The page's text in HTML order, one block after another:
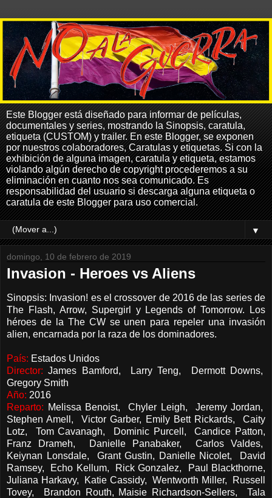
Este Blogger está diseñado para informar de películas,
documentales y series, mostrando la Sinopsis, caratula,
etiqueta (CUSTOM) y trailer. En este Blogger, se exponen
por nuestros colaboradores, Caratulas y etiquetas. Si con la
exhibición de alguna imagen, caratula y etiqueta, estamos
violando algún derecho de copyright procederemos a su
eliminación en cuanto nos sea comunicado. Es
responsabilidad del usuario si descarga alguna etiqueta o
caratula de este Blogger para uso comercial.
▼
domingo, 10 de febrero de 2019
Invasion - Heroes vs Aliens
Sinopsis: Invasion! es el crossover de 2016 de las series de
The Flash, Arrow, Supergirl y Legends of Tomorrow. Los
héroes de la The CW se unen para repeler una invasión
alien, encarnada por la raza de los dominadores.
País: Estados Unidos
Director: James Bamford, Larry Teng, Dermott Downs,
Gregory Smith
Año: 2016
Reparto: Melissa Benoist, Chyler Leigh, Jeremy Jordan,
Stephen Amell, Victor Garber, Emily Bett Rickards, Caity
Lotz, Tom Cavanagh, Dominic Purcell, Candice Patton,
Franz Drameh, Danielle Panabaker, Carlos Valdes,
Keiynan Lonsdale, Grant Gustin, Danielle Nicolet, David
Ramsey, Echo Kellum, Rick Gonzalez, Paul Blackthorne,
Juliana Harkavy, Katie Cassidy, Wentworth Miller, Russell
Tovey, Brandon Routh, Maisie Richardson-Sellers, Tala